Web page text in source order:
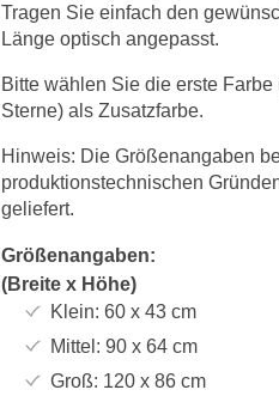
Tragen Sie einfach den
Länge optisch angepasst.
Bitte wählen Sie die erste
Sterne) als Zusatzfarbe.
Hinweis: Die Größenangaben
produktionstechnischen
geliefert.
Größenangaben:
(Breite x Höhe)
Klein: 60 x 43cm
Mittel: 90 x 64cm
Groß: 120 x 86cm